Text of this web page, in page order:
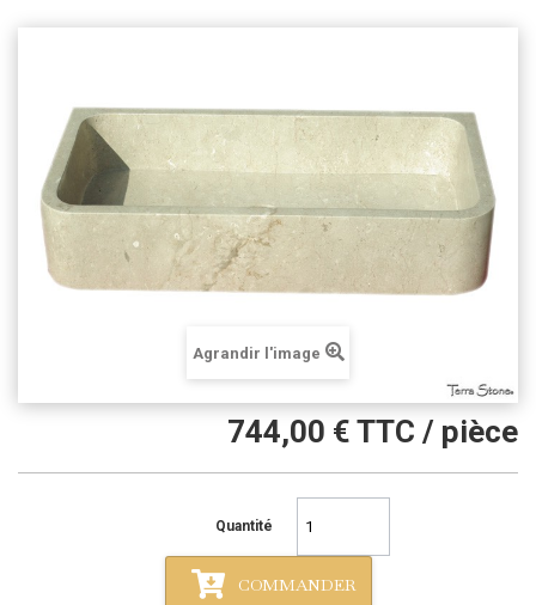
Agrandir l'image
744,00 € TTC / pièce
Quantité
COMMANDER